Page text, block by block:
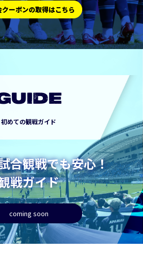
クーポンの取得はこちら
初めての観戦ガイド
合観戦でも安心！
戦ガイド
coming soon